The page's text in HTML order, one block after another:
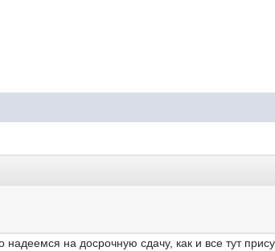
на досрочную сдачу, как и все тут